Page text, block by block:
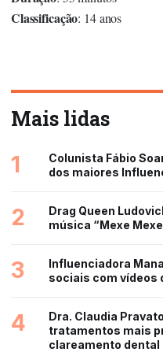
Classificação: 14 anos
Mais lidas
1
Colunista Fábio
dos maiores
2
Drag Queen
música “Mexe
3
Influenciadora
sociais com vídeos
4
Dra. Claudia
tratamentos mais
clareamento dental